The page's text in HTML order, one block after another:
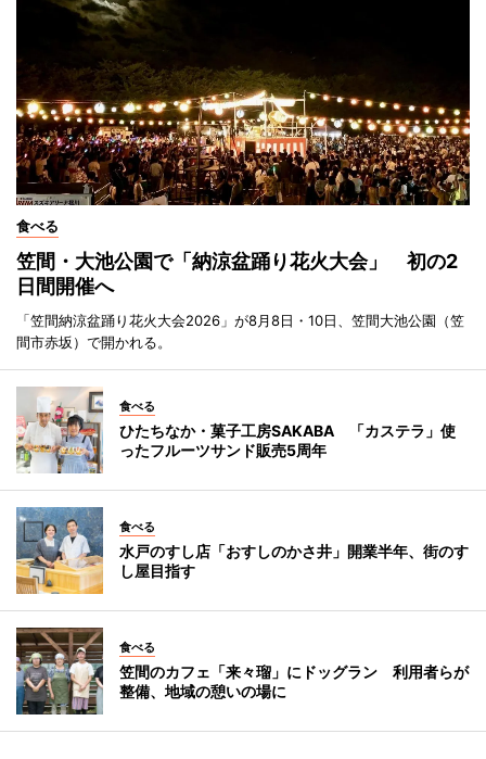
食べる
笠間・大池公園で「納涼盆踊り花火大会」 初の2
日間開催へ
「笠間納涼盆踊り花火大会2026」が8月8日・10日、笠間大池公園（笠
間市赤坂）で開かれる。
食べる
ひたちなか・菓子工房SAKABA 「カステラ」使
ったフルーツサンド販売5周年
食べる
水戸のすし店「おすしのかさ井」開業半年、街のす
し屋目指す
食べる
笠間のカフェ「来々瑠」にドッグラン 利用者らが
整備、地域の憩いの場に